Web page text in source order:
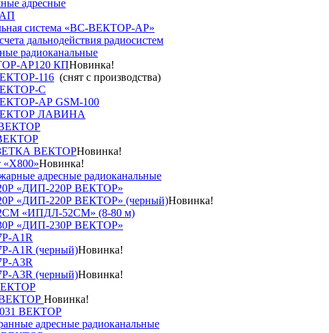
адресные
система «ВС-ВЕКТОР-АР»
дальнодействия радиосистем
радиоканальные
АР120 КПНовинка!
116 (снят с производства)
С
АР GSM-100
ЛАВИНА
ВЕКТОРНовинка!
«X800»Новинка!
адресные радиоканальные
«ДИП-220Р ВЕКТОР»
«ДИП-220Р ВЕКТОР» (черный)Новинка!
«ИПДЛ-52СМ» (8-80 м)
«ДИП-230Р ВЕКТОР»
A1R
A1R (черный)Новинка!
A3R
A3R (черный)Новинка!
Новинка!
ВЕКТОР
адресные радиоканальные